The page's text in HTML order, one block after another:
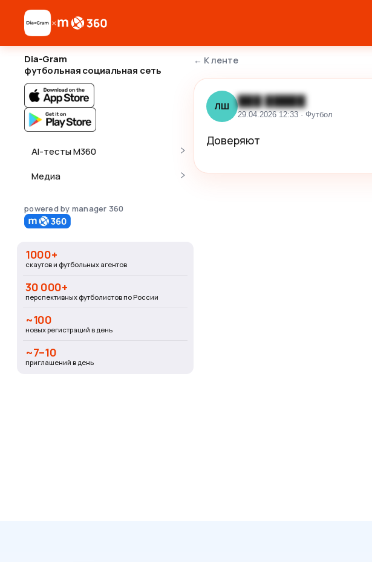
×
Dia-Gram
футбольная социальная сеть
AI-тесты M360
Медиа
powered by manager 360
1000+
скаутов и футбольных агентов
30 000+
перспективных футболистов по России
~100
новых регистраций в день
~7–10
приглашений в день
← К ленте
ЛШ ███ █████
29.04.2026 12:33 · Футбол
Доверяют